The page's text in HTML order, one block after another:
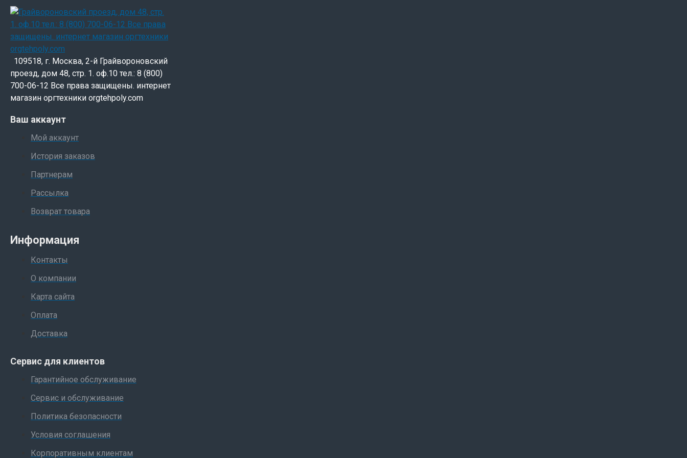
109518, г. Москва, 2-й Грайвороновский
проезд, дом 48, стр. 1. оф.10 тел.: 8 (800)
700-06-12 Все права защищены. интернет
магазин оргтехники orgtehpoly.com
Ваш аккаунт
Мой аккаунт
История заказов
Партнерам
Рассылка
Возврат товара
Информация
Контакты
О компании
Карта сайта
Оплата
Доставка
Сервис для клиентов
Гарантийное обслуживание
Сервис и обслуживание
Политика безопасности
Условия соглашения
Корпоративным клиентам